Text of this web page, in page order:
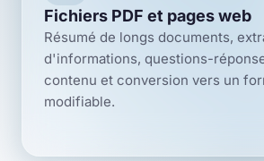
Fichiers PDF et pages web
Résumé de longs documents,
d'informations, questions-
contenu et conversion vers un
modifiable.